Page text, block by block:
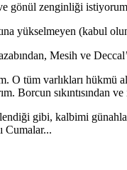
gönül zenginliği
yükselmeyen (kabul
Mesih ve
O tüm varlıkları hükmü
Borcun sıkıntısından ve
gibi, kalbimi
Cumalar...